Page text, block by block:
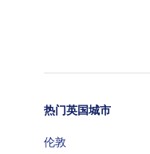
热门英国城市
伦敦